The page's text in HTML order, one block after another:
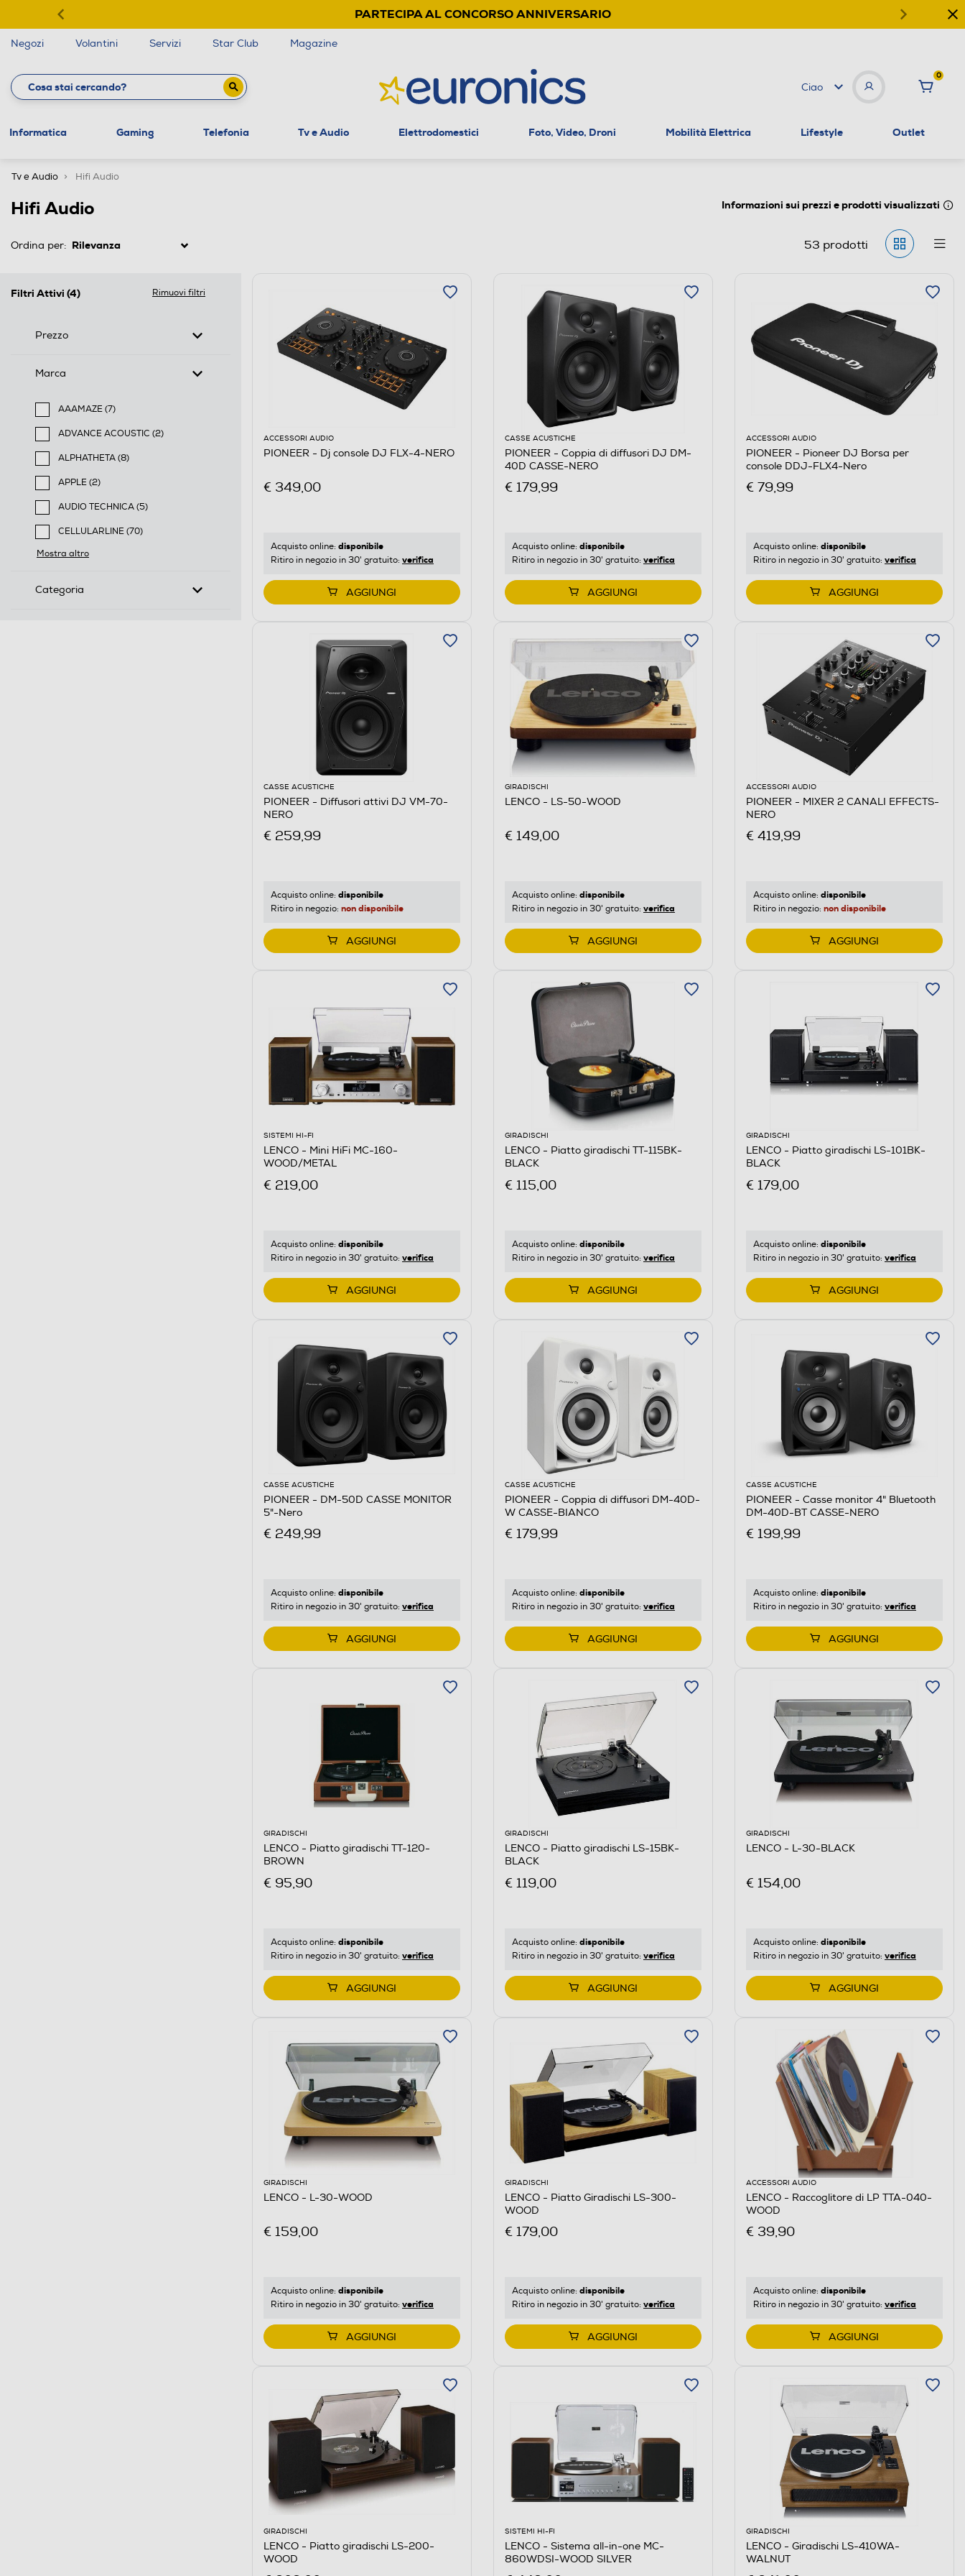
PARTECIPA AL CONCORSO ANNIVERSARIO
Negozi Volantini Servizi Star Club Magazine
Ciao
0
Informatica Gaming Telefonia Tv e Audio Elettrodomestici Foto, Video, Droni Mobilità Elettrica Lifestyle Outlet
Tv e Audio Hifi Audio
Hifi Audio Informazioni sui prezzi e prodotti visualizzati
Ordina per: 53 prodotti
Filtri Attivi (4) Rimuovi filtri
Prezzo
Marca
AAAMAZE (7)
Filtra per Marca: AAAMAZE
ADVANCE ACOUSTIC (2)
Filtra per Marca: ADVANCE ACOUSTIC
ALPHATHETA (8)
Filtra per Marca: ALPHATHETA
APPLE (2)
Filtra per Marca: APPLE
AUDIO TECHNICA (5)
Filtra per Marca: AUDIO TECHNICA
CELLULARLINE (70)
Filtra per Marca: CELLULARLINE
Mostra altro
Categoria
ACCESSORI AUDIO
PIONEER - Dj console DJ FLX-4-NERO
€ 349,00
Acquisto online: disponibile
Ritiro in negozio in 30' gratuito: verifica
AGGIUNGI
CASSE ACUSTICHE
PIONEER - Coppia di diffusori DJ DM-
40D CASSE-NERO
€ 179,99
Acquisto online: disponibile
Ritiro in negozio in 30' gratuito: verifica
AGGIUNGI
ACCESSORI AUDIO
PIONEER - Pioneer DJ Borsa per
console DDJ-FLX4-Nero
€ 79,99
Acquisto online: disponibile
Ritiro in negozio in 30' gratuito: verifica
AGGIUNGI
CASSE ACUSTICHE
PIONEER - Diffusori attivi DJ VM-70-
NERO
€ 259,99
Acquisto online: disponibile
Ritiro in negozio: non disponibile
AGGIUNGI
GIRADISCHI
LENCO - LS-50-WOOD
€ 149,00
Acquisto online: disponibile
Ritiro in negozio in 30' gratuito: verifica
AGGIUNGI
ACCESSORI AUDIO
PIONEER - MIXER 2 CANALI EFFECTS-
NERO
€ 419,99
Acquisto online: disponibile
Ritiro in negozio: non disponibile
AGGIUNGI
SISTEMI HI-FI
LENCO - Mini HiFi MC-160-
WOOD/METAL
€ 219,00
Acquisto online: disponibile
Ritiro in negozio in 30' gratuito: verifica
AGGIUNGI
GIRADISCHI
LENCO - Piatto giradischi TT-115BK-
BLACK
€ 115,00
Acquisto online: disponibile
Ritiro in negozio in 30' gratuito: verifica
AGGIUNGI
GIRADISCHI
LENCO - Piatto giradischi LS-101BK-
BLACK
€ 179,00
Acquisto online: disponibile
Ritiro in negozio in 30' gratuito: verifica
AGGIUNGI
CASSE ACUSTICHE
PIONEER - DM-50D CASSE MONITOR
5"-Nero
€ 249,99
Acquisto online: disponibile
Ritiro in negozio in 30' gratuito: verifica
AGGIUNGI
CASSE ACUSTICHE
PIONEER - Coppia di diffusori DM-40D-
W CASSE-BIANCO
€ 179,99
Acquisto online: disponibile
Ritiro in negozio in 30' gratuito: verifica
AGGIUNGI
CASSE ACUSTICHE
PIONEER - Casse monitor 4" Bluetooth
DM-40D-BT CASSE-NERO
€ 199,99
Acquisto online: disponibile
Ritiro in negozio in 30' gratuito: verifica
AGGIUNGI
GIRADISCHI
LENCO - Piatto giradischi TT-120-
BROWN
€ 95,90
Acquisto online: disponibile
Ritiro in negozio in 30' gratuito: verifica
AGGIUNGI
GIRADISCHI
LENCO - Piatto giradischi LS-15BK-
BLACK
€ 119,00
Acquisto online: disponibile
Ritiro in negozio in 30' gratuito: verifica
AGGIUNGI
GIRADISCHI
LENCO - L-30-BLACK
€ 154,00
Acquisto online: disponibile
Ritiro in negozio in 30' gratuito: verifica
AGGIUNGI
GIRADISCHI
LENCO - L-30-WOOD
€ 159,00
Acquisto online: disponibile
Ritiro in negozio in 30' gratuito: verifica
AGGIUNGI
GIRADISCHI
LENCO - Piatto Giradischi LS-300-
WOOD
€ 179,00
Acquisto online: disponibile
Ritiro in negozio in 30' gratuito: verifica
AGGIUNGI
ACCESSORI AUDIO
LENCO - Raccoglitore di LP TTA-040-
WOOD
€ 39,90
Acquisto online: disponibile
Ritiro in negozio in 30' gratuito: verifica
AGGIUNGI
GIRADISCHI
LENCO - Piatto giradischi LS-200-
WOOD
SISTEMI HI-FI
LENCO - Sistema all-in-one MC-
860WDSI-WOOD SILVER
GIRADISCHI
LENCO - Giradischi LS-410WA-
WALNUT